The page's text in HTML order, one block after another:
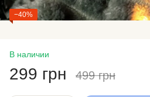
−40%
В наличии
299 грн 499 грн